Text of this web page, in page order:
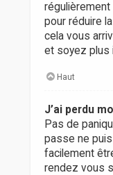
pour réduire
cela vous
et soyez plus
Haut
J’ai perdu
Pas de
passe ne
facilement
rendez vous